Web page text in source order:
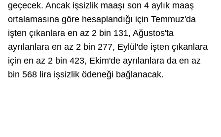
geçecek. Ancak işsizlik maaşı son 4 aylık maaş
ortalamasına göre hesaplandığı için Temmuz'da
işten çıkanlara en az 2 bin 131, Ağustos'ta
ayrılanlara en az 2 bin 277, Eylül'de işten çıkanlara
için en az 2 bin 423, Ekim'de ayrılanlara da en az
bin 568 lira işsizlik ödeneği bağlanacak.